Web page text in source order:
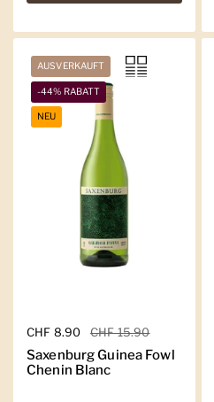
Regulärer Preis
CHF 8.90 Sale-Preis
CHF 15.90
Saxenburg Guinea Fowl
Chenin Blanc
AUSVERKAUFT
-44% RABATT
NEU